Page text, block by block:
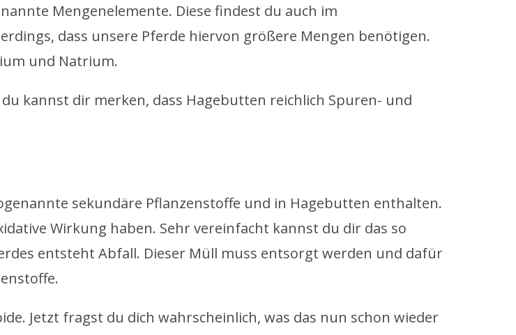
Mengenelemente. Diese findest du auch im
dass unsere Pferde hiervon größere Mengen benötigen.
und Natrium.
kannst dir merken, dass Hagebutten reichlich Spuren- und
sekundäre Pflanzenstoffe und in Hagebutten enthalten.
Wirkung haben. Sehr vereinfacht kannst du dir das so
entsteht Abfall. Dieser Müll muss entsorgt werden und dafür
Jetzt fragst du dich wahrscheinlich, was das nun schon wieder